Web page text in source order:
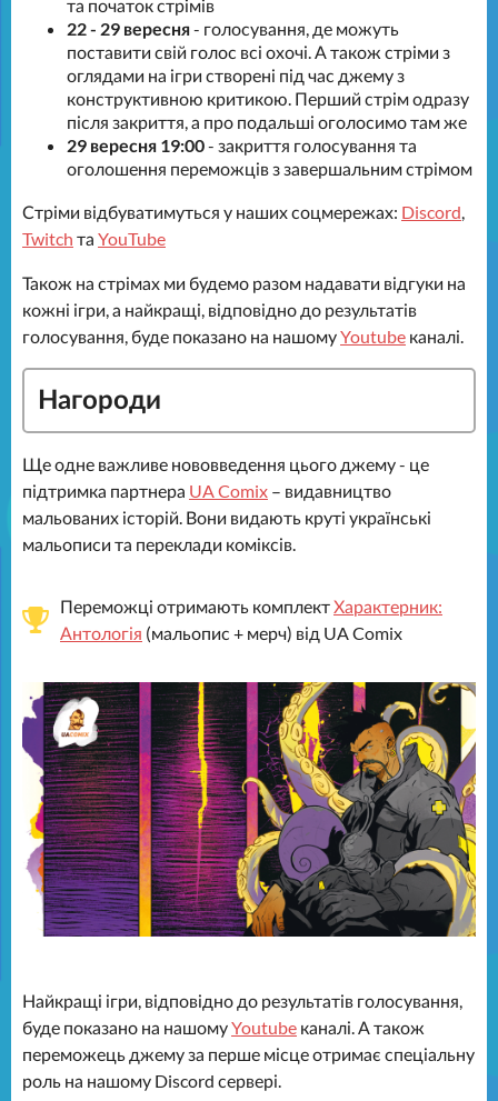
та початок стрімів
22 - 29 вересня- голосування, де можуть
поставити свій голос всі охочі. А також стріми з
оглядами на ігри створені під час джему з
конструктивною критикою. Перший стрім одразу
після закриття, а про подальші оголосимо там же
29 вересня 19:00- закриття голосування та
оголошення переможців з завершальним стрімом
Стріми відбуватимуться у наших соцмережах: Discord
Twitch та YouTube
Також на стрімах ми будемо разом надавати відгуки на
кожні ігри, а найкращі, відповідно до результатів
голосування, буде показано на нашомуYoutube каналі.
Нагороди
Ще одне важливе нововведення цього джему - це
підтримка партнера UA Comix – видавництво
мальованих історій. Вони видають круті українські
мальописи та переклади коміксів.
Переможці отримають комплектХарактерник:
Антологія (мальопис + мерч) від UA Comix
Найкращі ігри, відповідно до результатів голосування,
буде показано на нашомуYoutube каналі. А також
переможець джему за перше місце отримає спеціальну
роль на нашому Discord сервері.